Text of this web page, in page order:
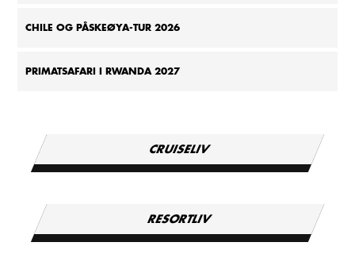
CHILE OG PÅSKEØYA-TUR 2026
PRIMATSAFARI I RWANDA 2027
CRUISELIV
RESORTLIV